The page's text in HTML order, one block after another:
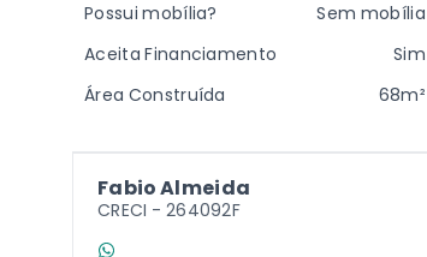
Possui mobília?
Sem mobília
Aceita Financiamento
Sim
Área Construída
68m²
Fabio Almeida
CRECI - 264092F